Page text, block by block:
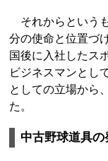
それからという
分の使命と位置づ
国後に入社したス
ビジネスマンとし
としての立場から
た。
中古野球道具